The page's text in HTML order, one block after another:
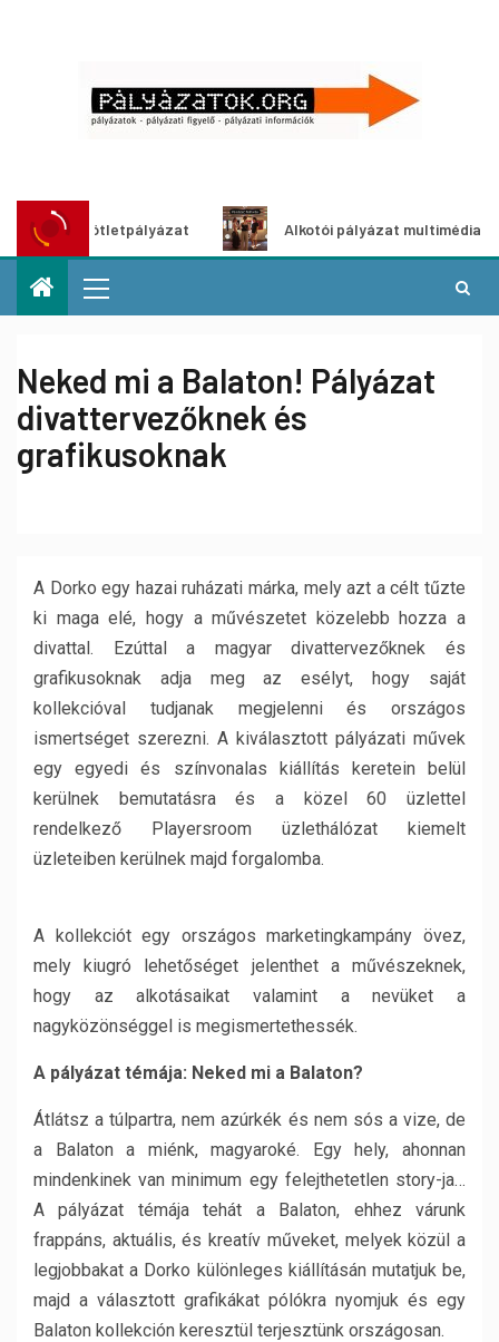
ötletpályázat Alkotói pályázat multimédia-
Neked mi a Balaton! Pályázat
divattervezőknek és
grafikusoknak
A Dorko egy hazai ruházati márka, mely azt a célt tűzte
ki maga elé, hogy a művészetet közelebb hozza a
divattal. Ezúttal a magyar divattervezőknek és
grafikusoknak adja meg az esélyt, hogy saját
kollekcióval tudjanak megjelenni és országos
ismertséget szerezni. A kiválasztott pályázati művek
egy egyedi és színvonalas kiállítás keretein belül
kerülnek bemutatásra és a közel 60 üzlettel
rendelkező Playersroom üzlethálózat kiemelt
üzleteiben kerülnek majd forgalomba.
A kollekciót egy országos marketingkampány övez,
mely kiugró lehetőséget jelenthet a művészeknek,
hogy az alkotásaikat valamint a nevüket a
nagyközönséggel is megismertethessék.
A pályázat témája: Neked mi a Balaton?
Átlátsz a túlpartra, nem azúrkék és nem sós a vize, de
a Balaton a miénk, magyaroké. Egy hely, ahonnan
mindenkinek van minimum egy felejthetetlen story-ja…
A pályázat témája tehát a Balaton, ehhez várunk
frappáns, aktuális, és kreatív műveket, melyek közül a
legjobbakat a Dorko különleges kiállításán mutatjuk be,
majd a választott grafikákat pólókra nyomjuk és egy
Balaton kollekción keresztül terjesztünk országosan.